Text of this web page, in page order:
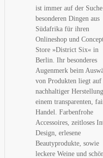
ist immer auf der Suche
besonderen Dingen aus
Südafrika für ihren
Onlineshop und
Store »District Six« in
Berlin. Ihr besonderes
Augenmerk beim
von Produkten liegt auf
nachhaltiger
einem transparenten,
Handel. Farbenfrohe
Accessoires, zeitloses
Design, erlesene
Beautyprodukte, sowie
leckere Weine und